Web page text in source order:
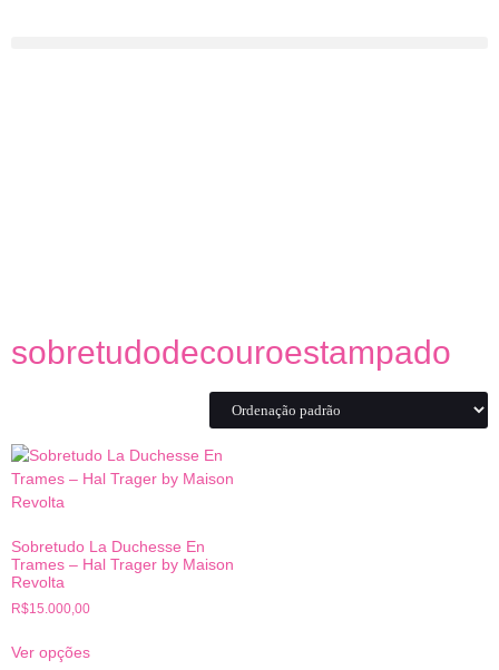
sobretudodecouroestampado
Sobretudo La Duchesse En
Trames – Hal Trager by Maison
Revolta
R$15.000,00
Ver opções